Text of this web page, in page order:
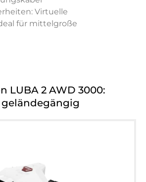
Virtuelle
für mittelgroße
LUBA 2 AWD 3000: